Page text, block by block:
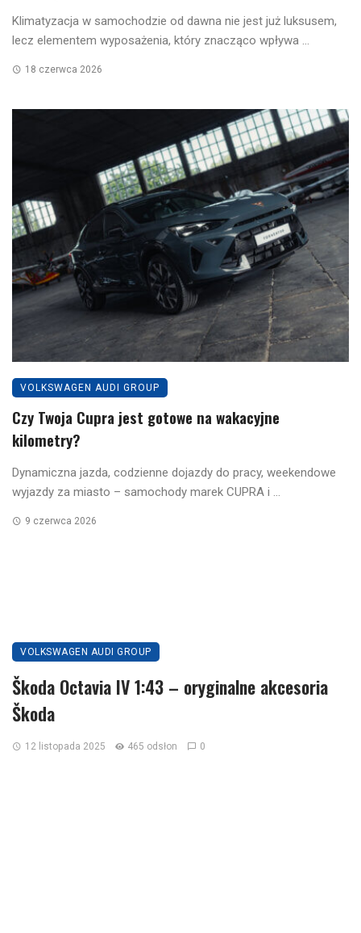
Klimatyzacja w samochodzie od dawna nie jest już luksusem,
lecz elementem wyposażenia, który znacząco wpływa ...
18 czerwca 2026
VOLKSWAGEN AUDI GROUP
Czy Twoja Cupra jest gotowe na wakacyjne
kilometry?
Dynamiczna jazda, codzienne dojazdy do pracy, weekendowe
wyjazdy za miasto – samochody marek CUPRA i ...
9 czerwca 2026
VOLKSWAGEN AUDI GROUP
Škoda Octavia IV 1:43 – oryginalne akcesoria
Škoda
12 listopada 2025 465 odsłon 0